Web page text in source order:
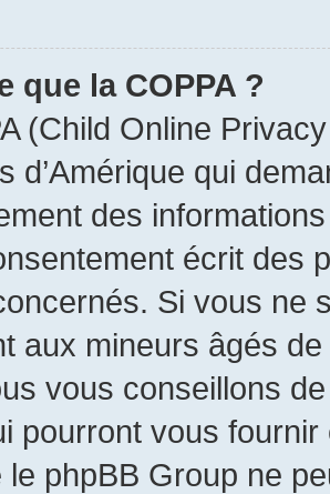
que la COPPA ?
(Child Online
d’Amérique qui
des
écrit des
Si vous ne
aux mineurs âgés
vous conseillons
pourront vous
le phpBB Group ne